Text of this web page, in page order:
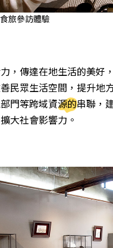
旅參訪體驗
，傳達在地生活的美好
民眾生活空間，提升地
門等跨域資源的串聯，
大社會影響力。